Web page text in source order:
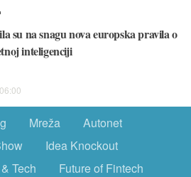
su na snagu nova europska pravila o
inteligenciji
Mreža
Autonet
Idea Knockout
Tech
Future of Fintech